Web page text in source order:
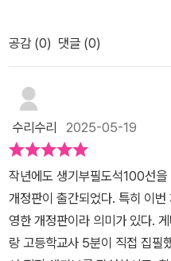
우기에도 좋은생기부 필독서
부모를 위한 도서로 추천 꾸욱합
일부 채워줄 수 있을 것 같다.
분들에게 이 책을 추천한다. 출
서 확장해나가는 과정을 잘 짚
먼저 제대로 잡고가야할듯한데
해야겠네요.​
요.독서를 통해서 교과를 연계
보여주는 것이 중요한데요.어떤
필독서 100을 통해서 도움 받
생기부 필독서100은 현직 고등
을 추천하고 구체적인 방법을
대한 자세한 설명이 되어 있어서
로 책도 잘 읽고 활동도 잘 하면
은데요.생기부 필독서 100을 통
로 연계해서 볼 수 있는 도서들
잘 모르고 있었던 생기부에 대
공감 (0) 댓글 (0)
수리수리 2025-05-19
작년에도 생기부필도석100선
개정판이 출간되었다. 특히 이
영한 개정판이라 의미가 있다.
랑 고등학교사 5분이 직접 집필